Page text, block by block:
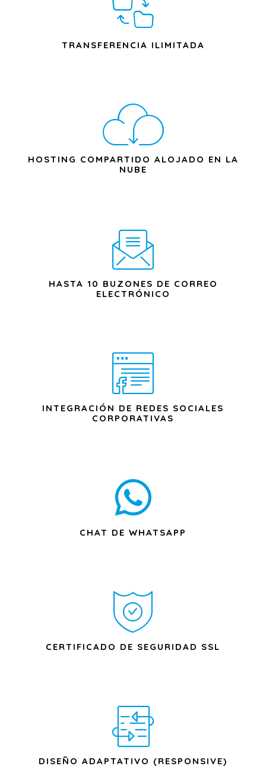
TRANSFERENCIA ILIMITADA
HOSTING COMPARTIDO ALOJADO EN LA
NUBE
HASTA 10 BUZONES DE CORREO
ELECTRÓNICO
INTEGRACIÓN DE REDES SOCIALES
CORPORATIVAS
CHAT DE WHATSAPP
CERTIFICADO DE SEGURIDAD SSL
DISEÑO ADAPTATIVO (RESPONSIVE)